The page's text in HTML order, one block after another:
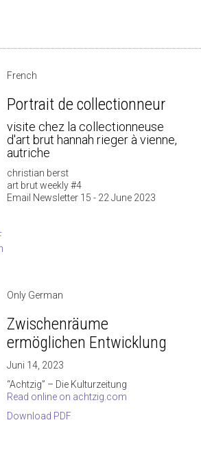
French
Portrait de collectionneur
visite chez la collectionneuse
d'art brut hannah rieger à vienne,
autriche
christian berst
art brut weekly #4
Email Newsletter 15 - 22 June 2023
Only German
Zwischenräume
ermöglichen Entwicklung
Juni 14, 2023
“Achtzig” – Die Kulturzeitung
Read online on achtzig.com
Download PDF